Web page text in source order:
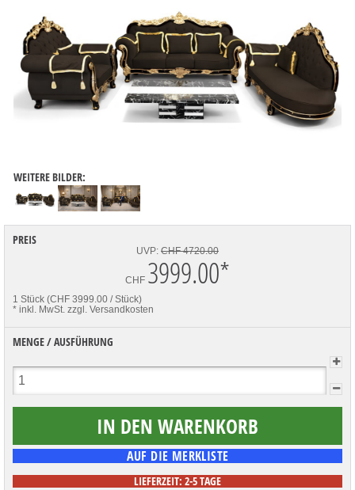
WEITERE BILDER:
PREIS
UVP: CHF 4720.00
CHF 3999.00*
1 Stück (CHF 3999.00 / Stück)
* inkl. MwSt. zzgl. Versandkosten
MENGE / AUSFÜHRUNG
LIEFERZEIT: 2-5 TAGE